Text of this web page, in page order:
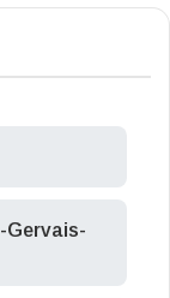
Gervais-